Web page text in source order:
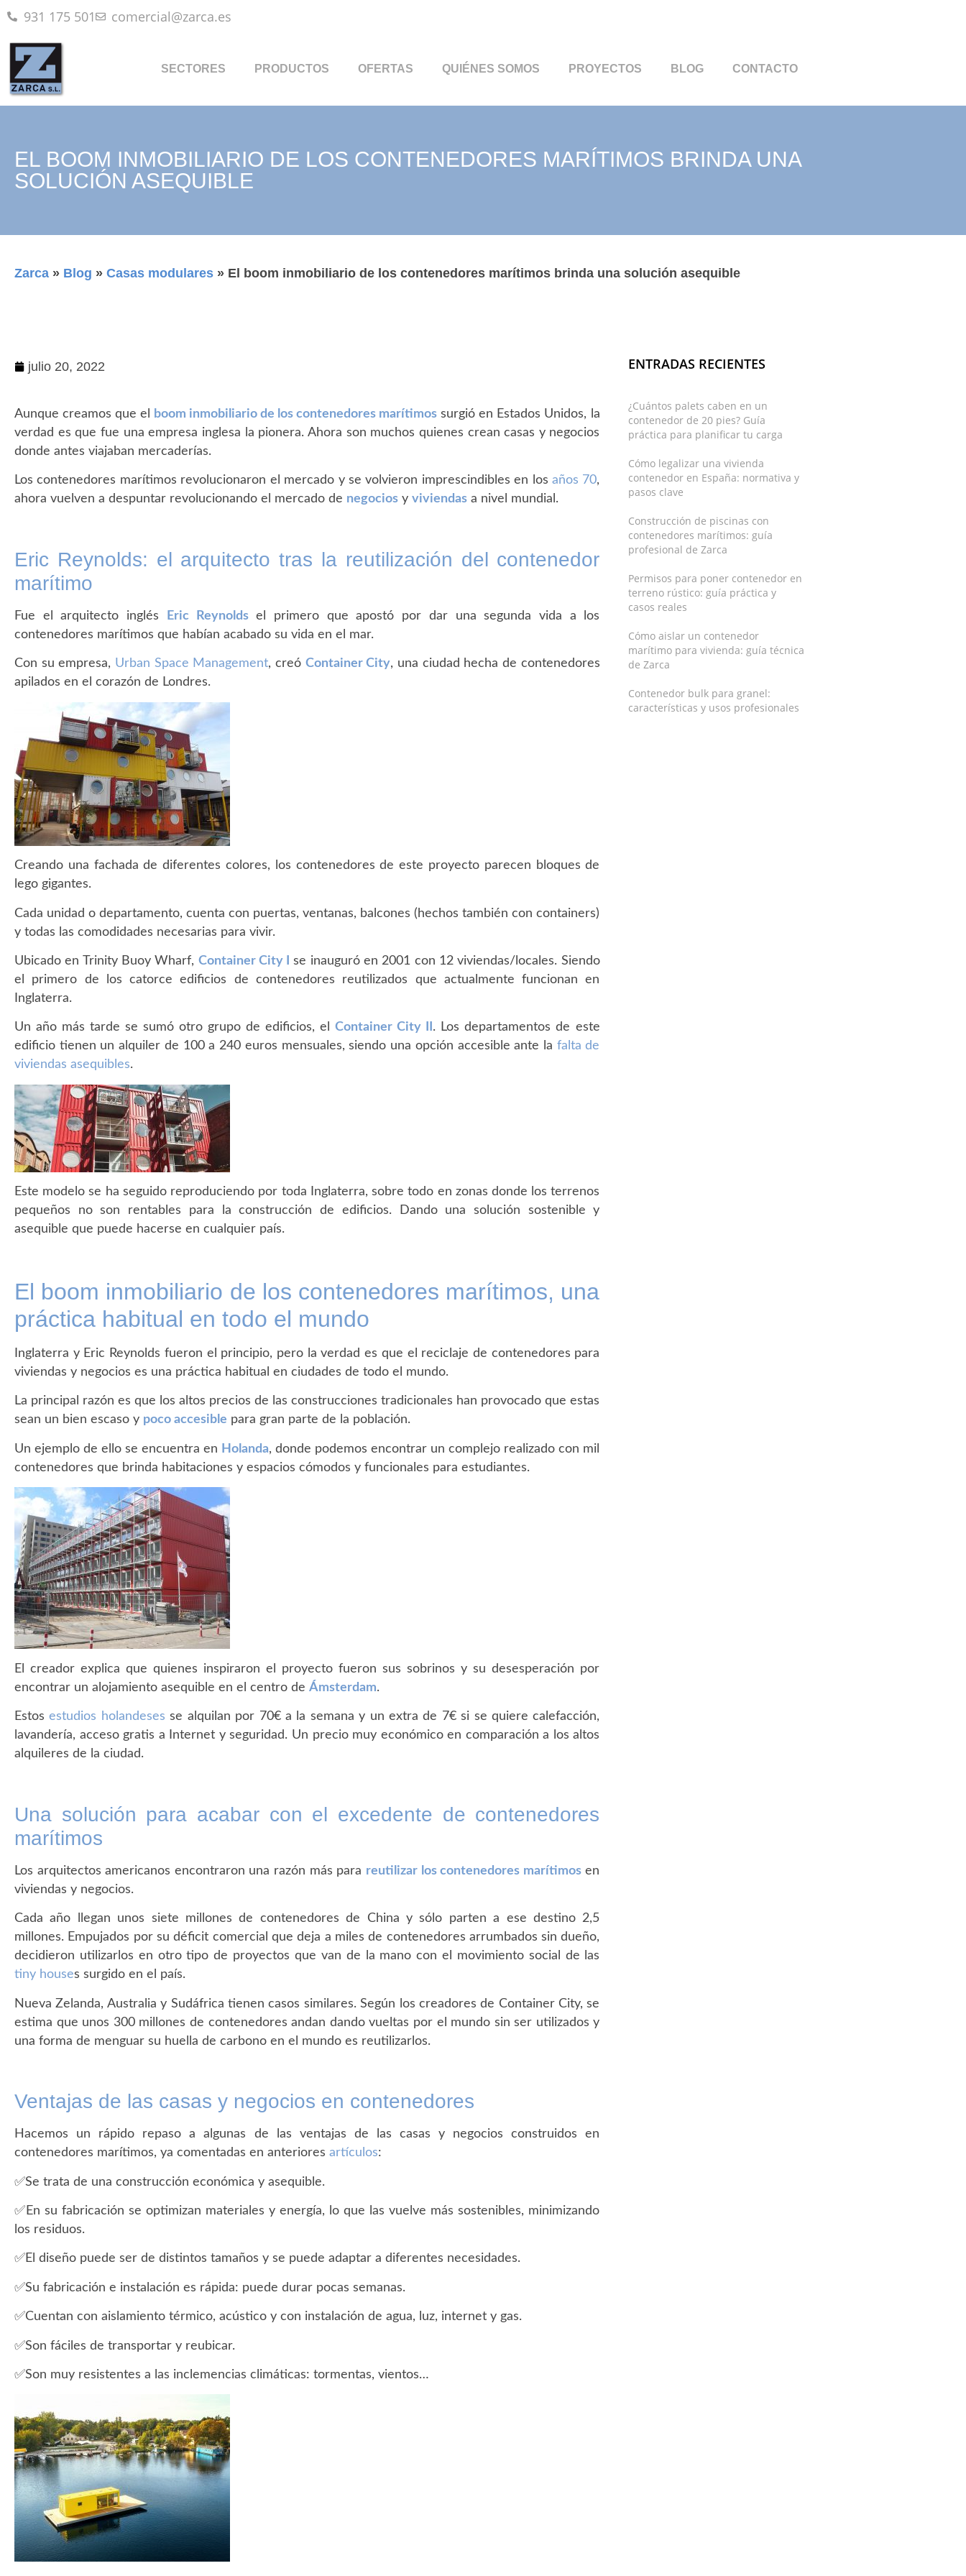
931 175 501 comercial@zarca.es
SECTORES PRODUCTOS OFERTAS QUIÉNES SOMOS PROYECTOS BLOG CONTACTO
EL BOOM INMOBILIARIO DE LOS CONTENEDORES MARÍTIMOS BRINDA UNA
SOLUCIÓN ASEQUIBLE
Zarca » Blog » Casas modulares » El boom inmobiliario de los contenedores marítimos brinda una solución asequible
julio 20, 2022
Aunque creamos que el boom inmobiliario de los contenedores marítimos surgió en Estados Unidos, la
verdad es que fue una empresa inglesa la pionera. Ahora son muchos quienes crean casas y negocios
donde antes viajaban mercaderías.
Los contenedores marítimos revolucionaron el mercado y se volvieron imprescindibles en losaños 70,
ahora vuelven a despuntar revolucionando el mercado de negocios y viviendas a nivel mundial.
Eric Reynolds: el arquitecto tras la reutilización del contenedor
marítimo
Fue el arquitecto inglés Eric Reynoldsel primero que apostó por dar una segunda vida a los
contenedores marítimos que habían acabado su vida en el mar.
Con su empresa, Urban Space Management, creó Container City, una ciudad hecha de contenedores
apilados en el corazón de Londres.
Creando una fachada de diferentes colores, los contenedores de este proyecto parecen bloques de
lego gigantes.
Cada unidad o departamento, cuenta con puertas, ventanas, balcones (hechos también con containers)
y todas las comodidades necesarias para vivir.
Ubicado en Trinity Buoy Wharf, Container City I
se inauguró en 2001 con 12 viviendas/locales. Siendo
el primero de los catorce edificios de contenedores reutilizados que actualmente funcionan en
Inglaterra.
Un año más tarde se sumó otro grupo de edificios, elContainer City II . Los departamentos de este
edificio tienen un alquiler de 100 a 240 euros mensuales, siendo una opción accesible ante la falta de
viviendas asequibles.
Este modelo se ha seguido reproduciendo por toda Inglaterra, sobre todo en zonas donde los terrenos
pequeños no son rentables para la construcción de edificios. Dando una solución sostenible y
asequible que puede hacerse en cualquier país.
El boom inmobiliario de los contenedores marítimos, una
práctica habitual en todo el mundo
Inglaterra y Eric Reynolds fueron el principio, pero la verdad es que el reciclaje de contenedores para
viviendas y negocios es una práctica habitual en ciudades de todo el mundo.
La principal razón es que los altos precios de las construcciones tradicionales han provocado que estas
sean un bien escaso y poco accesible para gran parte de la población.
Un ejemplo de ello se encuentra en Holanda, donde podemos encontrar un complejo realizado con mil
contenedores que brinda habitaciones y espacios cómodos y funcionales para estudiantes.
El creador explica que quienes inspiraron el proyecto fueron sus sobrinos y su desesperación por
encontrar un alojamiento asequible en el centro de Ámsterdam.
Estosestudios holandeses se alquilan por 70€ a la semana y un extra de 7€ si se quiere calefacción,
lavandería, acceso gratis a Internet y seguridad. Un precio muy económico en comparación a los altos
alquileres de la ciudad.
Una solución para acabar con el excedente de contenedores
marítimos
Los arquitectos americanos encontraron una razón más para reutilizar los contenedores marítimosen
viviendas y negocios.
Cada año llegan unos siete millones de contenedores de China y sólo parten a ese destino 2,5
millones. Empujados por su déficit comercial que deja a miles de contenedores arrumbados sin dueño,
decidieron utilizarlos en otro tipo de proyectos que van de la mano con el movimiento social de las
tiny houses surgido en el país.
Nueva Zelanda, Australia y Sudáfrica tienen casos similares. Según los creadores de Container City, se
estima que unos 300 millones de contenedores andan dando vueltas por el mundo sin ser utilizados y
una forma de menguar su huella de carbono en el mundo es reutilizarlos.
Ventajas de las casas y negocios en contenedores
Hacemos un rápido repaso a algunas de las ventajas de las casas y negocios construidos en
contenedores marítimos, ya comentadas en anteriores artículos:
✅Se trata de una construcción económica y asequible.
✅En su fabricación se optimizan materiales y energía, lo que las vuelve más sostenibles, minimizando
los residuos.
✅El diseño puede ser de distintos tamaños y se puede adaptar a diferentes necesidades.
✅Su fabricación e instalación es rápida: puede durar pocas semanas.
✅Cuentan con aislamiento térmico, acústico y con instalación de agua, luz, internet y gas.
✅Son fáciles de transportar y reubicar.
✅Son muy resistentes a las inclemencias climáticas: tormentas, vientos…
ENTRADAS RECIENTES
¿Cuántos palets caben en un
contenedor de 20 pies? Guía
práctica para planificar tu carga
Cómo legalizar una vivienda
contenedor en España: normativa y
pasos clave
Construcción de piscinas con
contenedores marítimos: guía
profesional de Zarca
Permisos para poner contenedor en
terreno rústico: guía práctica y
casos reales
Cómo aislar un contenedor
marítimo para vivienda: guía técnica
de Zarca
Contenedor bulk para granel:
características y usos profesionales